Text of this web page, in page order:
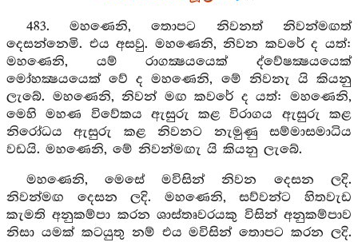
483. මහණෙනි, තොපට නිවනත් නිවන්මඟත්
දෙසන්නෙමි. එය අසවු. මහණෙනි, නිවන කවරේ ද යත්:
මහණෙනි, යම් රාගක්‍ෂයයෙක් ද්වේෂක්‍ෂයයෙක්
මෝහක්‍ෂයයෙක් වේ ද මහණෙනි, මේ නිවනැ යි කියනු
ලැබේ. මහණෙනි, නිවන් මඟ කවරේ ද යත්: මහණෙනි,
මෙහි මහණ විවේකය ඇසුරු කළ විරාගය ඇසුරු කළ
නිරෝධය ඇසුරු කළ නිවනට නැමුණු සම්මාසමාධිය
වඩයි. මහණෙනි, මේ නිවන්මඟැ යි කියනු ලැබේ.
මහණෙනි, මෙසේ මවිසින් නිවන දෙසන ලදි.
නිවන්මඟ දෙසන ලදි. මහණෙනි, සව්වන්ට හිතවැඩ
කැමති අනුකම්පා කරන ශාස්තෘවරයකු විසින් අනුකම්පාව
නිසා යමක් කටයුතු නම් එය මවිසින් තොපට කරන ලදි.